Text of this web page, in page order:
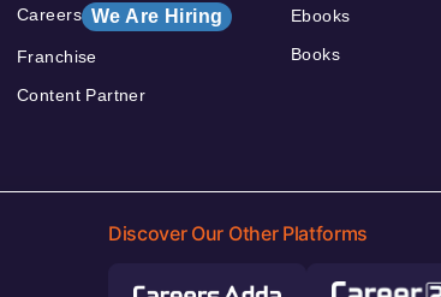
Careers We Are Hiring
Franchise
Content Partner
Ebooks
Books
Discover Our Other Platforms